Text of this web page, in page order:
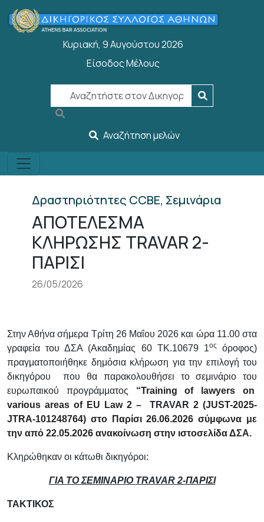
Παράκαμψη προς το κυρίως περιεχόμενο
Κυριακή, 9 Αυγούστου 2026
User account menu
Είσοδος Μέλους
Αναζήτηση μελών
Δραστηριότητες CCBE, Σεμινάρια
ΑΠΟΤΕΛΕΣΜΑ
ΚΛΗΡΩΣΗΣ TRAVAR 2-
ΠΑΡΙΣΙ
26/05/2026
Στην Αθήνα σήμερα Τρίτη 26 Μαΐου 2026 και ώρα 11.00 στα
γραφεία του ΔΣΑ (Ακαδημίας 60 ΤΚ.10679 1οςόροφος)
πραγματοποιήθηκε δημόσια κλήρωση για την επιλογή του
δικηγόρου που θα παρακολουθήσει το σεμινάριο του
ευρωπαικού προγράμματος “Training of lawyers on
various areas of EU Law 2 – TRAVAR 2 (JUST-2025-
JTRA-101248764) στο Παρίσι 26.06.2026σύμφωνα με
την από 22.05.2026 ανακοίνωση στην ιστοσελίδα ΔΣΑ.
Kληρώθηκαν οι κάτωθι δικηγόροι:
ΓΙΑ ΤΟ ΣΕΜΙΝΑΡΙΟ TRAVAR2-ΠΑΡΙΣΙ
ΤΑΚΤΙΚΟΣ